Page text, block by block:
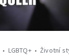
LGBTQ+ Životní